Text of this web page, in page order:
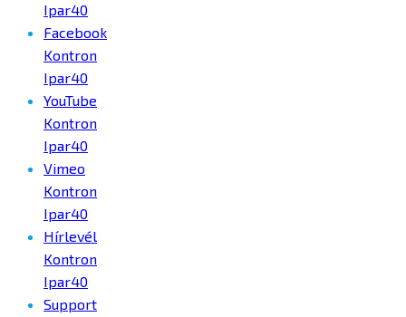
Ipar40
Facebook
Kontron
Ipar40
YouTube
Kontron
Ipar40
Vimeo
Kontron
Ipar40
Hírlevél
Kontron
Ipar40
Support